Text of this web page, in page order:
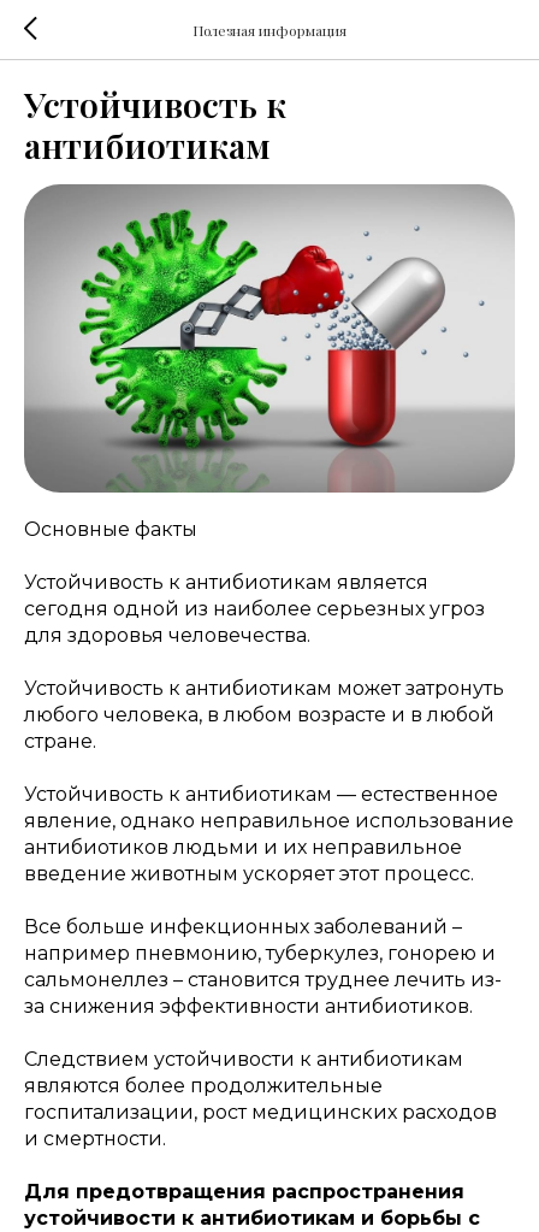
Полезная информация
Устойчивость к
антибиотикам
Основные факты
Устойчивость к антибиотикам является
сегодня одной из наиболее серьезных угроз
для здоровья человечества.
Устойчивость к антибиотикам может затронуть
любого человека, в любом возрасте и в любой
стране.
Устойчивость к антибиотикам — естественное
явление, однако неправильное использование
антибиотиков людьми и их неправильное
введение животным ускоряет этот процесс.
Все больше инфекционных заболеваний –
например пневмонию, туберкулез, гонорею и
сальмонеллез – становится труднее лечить из-
за снижения эффективности антибиотиков.
Следствием устойчивости к антибиотикам
являются более продолжительные
госпитализации, рост медицинских расходов
и смертности.
Для предотвращения распространения
устойчивости к антибиотикам и борьбы с